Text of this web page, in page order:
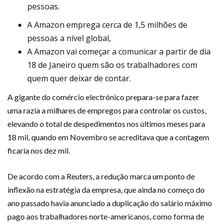
pessoas.
A Amazon emprega cerca de 1,5 milhões de
pessoas a nível global,
A Amazon vai começar a comunicar a partir de dia
18 de Janeiro quem são os trabalhadores com
quem quer deixar de contar.
A gigante do comércio electrónico prepara-se para fazer
uma razia a milhares de empregos para controlar os custos,
elevando o total de despedimentos nos últimos meses para
18 mil, quando em Novembro se acreditava que a contagem
ficaria nos dez mil.
De acordo com a Reuters, a redução marca um ponto de
inflexão na estratégia da empresa, que ainda no começo do
ano passado havia anunciado a duplicação do salário máximo
pago aos trabalhadores norte-americanos, como forma de